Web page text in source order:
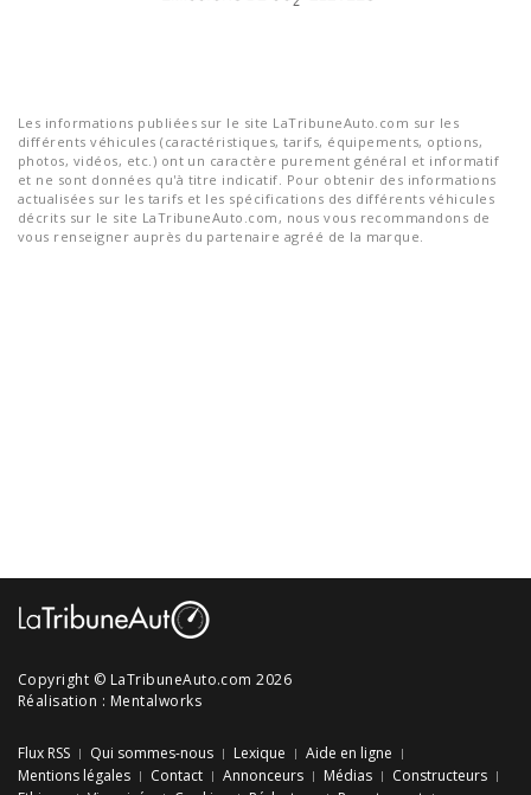
Les informations publiées sur le site LaTribuneAuto.com sur les
différents véhicules (caractéristiques, tarifs, équipements, options,
photos, vidéos, etc.) ont un caractère purement général et informatif
et ne sont données qu'à titre indicatif. Pour obtenir des informations
actualisées sur les tarifs et les spécifications des différents véhicules
décrits sur le site LaTribuneAuto.com, nous vous recommandons de
vous renseigner auprès du partenaire agréé de la marque.
Copyright © LaTribuneAuto.com 2026
Réalisation : Mentalworks
Flux RSS Qui sommes-nous Lexique
Aide en ligne
Mentions légales
Contact Annonceurs Médias
Constructeurs